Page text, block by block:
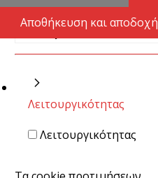
Μόνιμα
Pixel
Λειτουργικότητας
Λειτουργικότητας
Αποθήκευση και αποδοχή